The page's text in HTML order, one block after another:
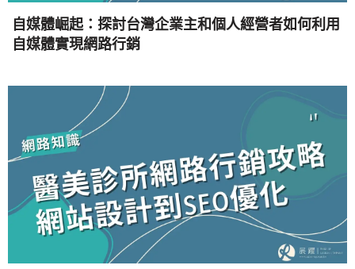
自媒體崛起：探討台灣企業主和個人經營者如何利用
自媒體實現網路行銷